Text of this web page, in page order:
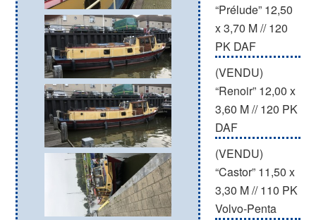
“Prélude” 12,50
x 3,70 M // 120
PK DAF
(VENDU)
“Renoir” 12,00 x
3,60 M // 120 PK
DAF
(VENDU)
“Castor” 11,50 x
3,30 M // 110 PK
Volvo-Penta